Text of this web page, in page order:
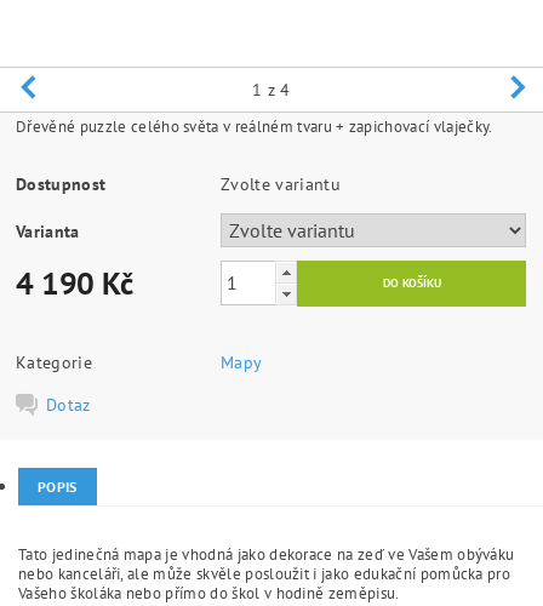
1 z 4
Dřevěné puzzle celého světa v reálném tvaru + zapichovací vlaječky.
Dostupnost Zvolte variantu
Varianta
4 190 Kč
Kategorie
Mapy
Dotaz
POPIS
Tato jedinečná mapa je vhodná jako dekorace na zeď ve Vašem obýváku
nebo kanceláři, ale může skvěle posloužit i jako edukační pomůcka pro
Vašeho školáka nebo přímo do škol v hodině zeměpisu.